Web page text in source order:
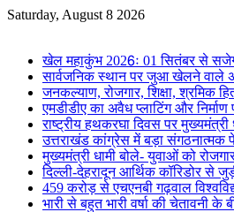
Saturday, August 8 2026
खेल महाकुंभ 2026ः 01 सितंबर से सजेगा
सार्वजनिक स्थान पर जुआ खेलने वाले
जनकल्याण, रोजगार, शिक्षा, श्रमिक
एमडीडीए का अवैध प्लाटिंग और
राष्ट्रीय हथकरघा दिवस पर
उत्तराखंड कांग्रेस में बड़ा संगठनात्मक
मुख्यमंत्री धामी बोले- युवाओं को
दिल्ली-देहरादून आर्थिक कॉरिडोर से
459 करोड़ से एचएनबी गढ़वाल
भारी से बहुत भारी वर्षा की चेतावनी